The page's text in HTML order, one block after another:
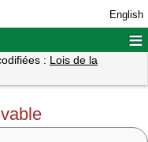
English
≡
: Lois de la